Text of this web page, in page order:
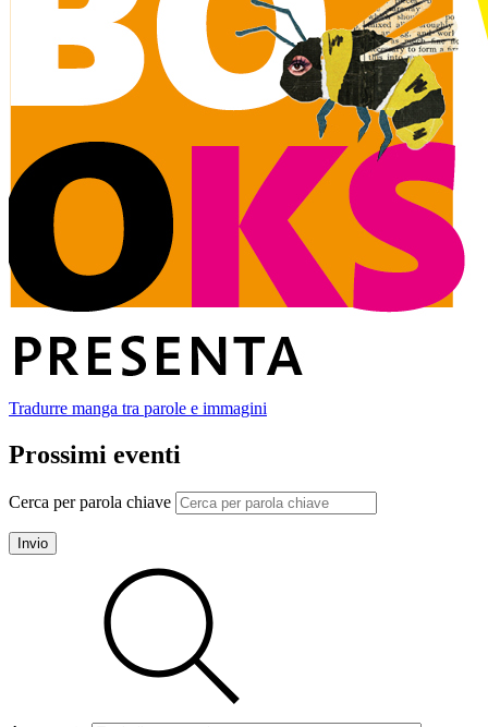
Tradurre manga tra parole e immagini
Prossimi eventi
Cerca per parola chiave
Invio